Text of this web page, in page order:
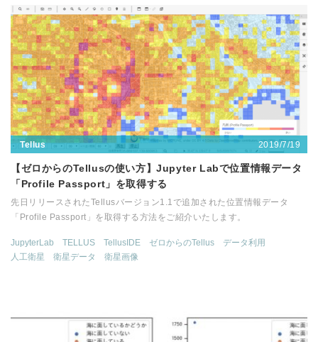
Tellus 2019/7/19
【ゼロからのTellusの使い方】Jupyter Labで位置情報データ
「Profile Passport」を取得する
先日リリースされたTellusバージョン1.1で追加された位置情報データ
「Profile Passport」を取得する方法をご紹介いたします。
JupyterLab TELLUS TellusIDE ゼロからのTellus
データ利用
人工衛星
衛星データ 衛星画像